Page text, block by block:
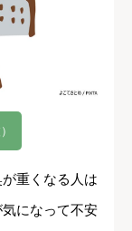
重くなる人は
になって不安